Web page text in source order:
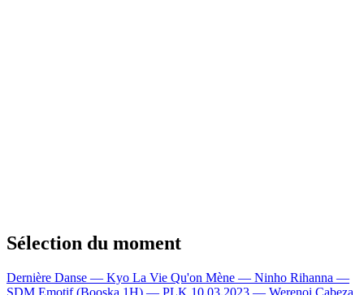
Sélection du moment
Dernière Danse — Kyo La Vie Qu'on Mène — Ninho Rihanna —
SDM Emotif (Booska 1H) — PLK 10.03.2023 — Werenoi Cabeza